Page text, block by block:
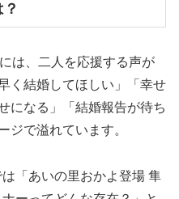
は、二人を応援する声が
く結婚してほしい」「幸せ
になる」「結婚報告が待ち
ジで溢れています。
「あいの里おかよ登場 隼